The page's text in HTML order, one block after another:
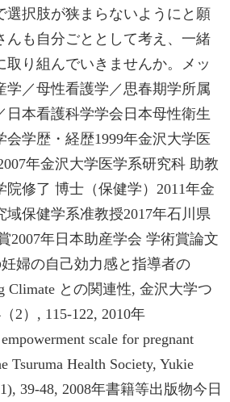
選択肢が狭まらないようにと願
んも自分ごととして考え、一緒
取り組んでいきませんか。メッ
学／母性看護学／思春期学所属
日本看護科学学会日本母性衛生
会学歴・経歴1999年金沢大学医
年金沢大学医学系研究科 助教
院修了 博士（保健学）2011年金
域保健学系准教授2017年石川県
2007年日本助産学会 学術賞論文
婦の自己効力感と指導者の
Climate との関連性, 金沢大学つ
2）, 115-122, 2010年
scale for pregnant
Tsuruma Health Society, Yukie
39-48, 2008年書籍等出版物今日